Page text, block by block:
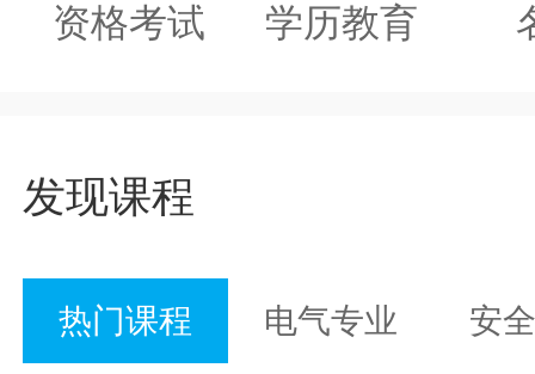
资格考试 学历教育
发现课程
热门课程 电气专业 安